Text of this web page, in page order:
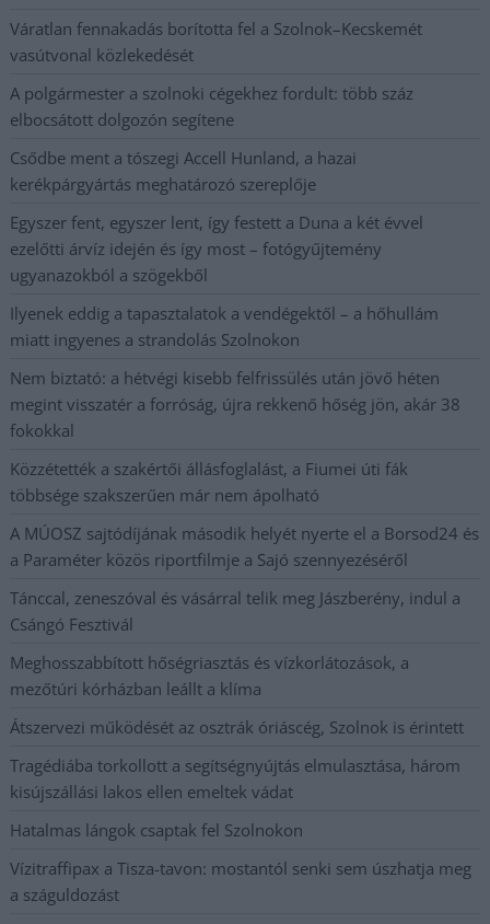
Váratlan fennakadás borította fel a Szolnok–Kecskemét
vasútvonal közlekedését
A polgármester a szolnoki cégekhez fordult: több száz
elbocsátott dolgozón segítene
Csődbe ment a tószegi Accell Hunland, a hazai
kerékpárgyártás meghatározó szereplője
Egyszer fent, egyszer lent, így festett a Duna a két évvel
ezelőtti árvíz idején és így most – fotógyűjtemény
ugyanazokból a szögekből
Ilyenek eddig a tapasztalatok a vendégektől – a hőhullám
miatt ingyenes a strandolás Szolnokon
Nem biztató: a hétvégi kisebb felfrissülés után jövő héten
megint visszatér a forróság, újra rekkenő hőség jön, akár 38
fokokkal
Közzétették a szakértői állásfoglalást, a Fiumei úti fák
többsége szakszerűen már nem ápolható
A MÚOSZ sajtódíjának második helyét nyerte el a Borsod24 és
a Paraméter közös riportfilmje a Sajó szennyezéséről
Tánccal, zeneszóval és vásárral telik meg Jászberény, indul a
Csángó Fesztivál
Meghosszabbított hőségriasztás és vízkorlátozások, a
mezőtúri kórházban leállt a klíma
Átszervezi működését az osztrák óriáscég, Szolnok is érintett
Tragédiába torkollott a segítségnyújtás elmulasztása, három
kisújszállási lakos ellen emeltek vádat
Hatalmas lángok csaptak fel Szolnokon
Vízitraffipax a Tisza-tavon: mostantól senki sem úszhatja meg
a száguldozást